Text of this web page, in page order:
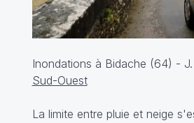
Inondations à Bidache (64) -
Sud-Ouest
La limite entre pluie et neige